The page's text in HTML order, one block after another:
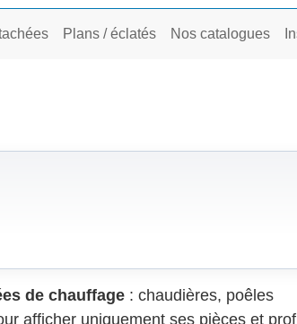
Plans / éclatés Nos catalogues
de chauffage : chaudières, poêles
afficher uniquement ses pièces et